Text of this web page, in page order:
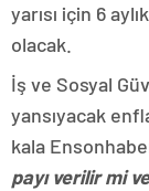
yarısı için 6
olacak.
İş ve Sosyal
yansıyacak
kala
payı verilir mi